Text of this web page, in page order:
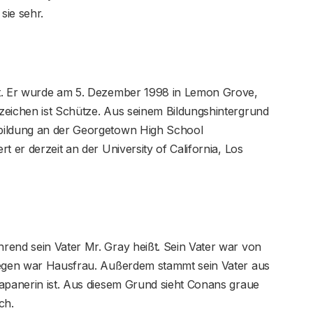
sehr.
wurde am 5. Dezember 1998 in Lemon Grove,
ist Schütze. Aus seinem Bildungshintergrund
an der Georgetown High School
er derzeit an der University of California, Los
sein Vater Mr. Gray heißt. Sein Vater war von
war Hausfrau. Außerdem stammt sein Vater aus
ist. Aus diesem Grund sieht Conans graue